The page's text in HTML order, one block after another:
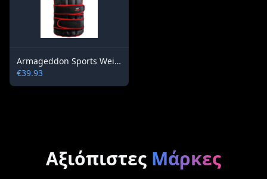
Armageddon Sports Weighted Gym Vest 10 kg
€39.93
Αξιόπιστες Μάρκες